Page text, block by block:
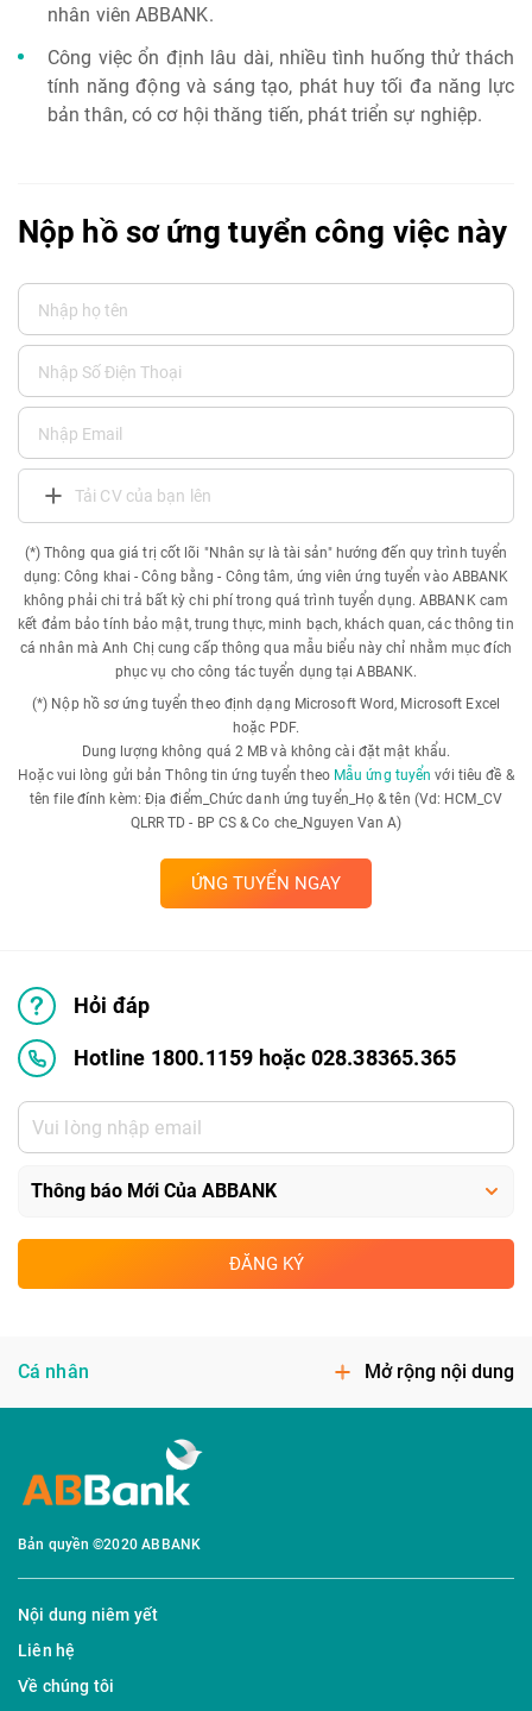
nhân viên ABBANK.
Công việc ổn định lâu dài, nhiều tình huống thử thách
tính năng động và sáng tạo, phát huy tối đa năng lực
bản thân, có cơ hội thăng tiến, phát triển sự nghiệp.
Nộp hồ sơ ứng tuyển công việc này
Tải CV của bạn lên
(*) Thông qua giá trị cốt lõi "Nhân sự là tài sản" hướng đến quy trình tuyển
dụng: Công khai - Công bằng - Công tâm, ứng viên ứng tuyển vào ABBANK
không phải chi trả bất kỳ chi phí trong quá trình tuyển dụng. ABBANK cam
kết đảm bảo tính bảo mật, trung thực, minh bạch, khách quan, các thông tin
cá nhân mà Anh Chị cung cấp thông qua mẫu biểu này chỉ nhằm mục đích
phục vụ cho công tác tuyển dụng tại ABBANK.
(*) Nộp hồ sơ ứng tuyển theo định dạng Microsoft Word, Microsoft Excel
hoặc PDF.
Dung lượng không quá 2 MB và không cài đặt mật khẩu.
Hoặc vui lòng gửi bản Thông tin ứng tuyển theo Mẫu ứng tuyển với tiêu đề &
tên file đính kèm: Địa điểm_Chức danh ứng tuyển_Họ & tên (Vd: HCM_CV
QLRR TD - BP CS & Co che_Nguyen Van A)
ỨNG TUYỂN NGAY
Hỏi đáp
Hotline 1800.1159 hoặc 028.38365.365
ĐĂNG KÝ
Cá nhân Mở rộng nội dung
Bản quyền ©2020 ABBANK
Nội dung niêm yết
Liên hệ
Về chúng tôi